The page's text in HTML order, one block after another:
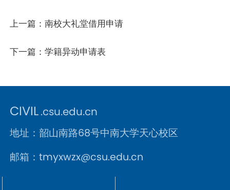
上一篇：南校大礼堂借用申请
下一篇：学籍异动申请表
CIVIL.csu.edu.cn
地址：韶山南路68号中南大学天心校区
邮箱：tmyxwzx@csu.edu.cn